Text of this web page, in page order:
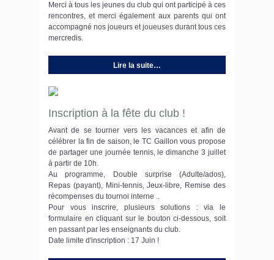
Merci à tous les jeunes du club qui ont participé à ces
rencontres, et merci également aux parents qui ont
accompagné nos joueurs et joueuses durant tous ces
mercredis.
Lire la suite…
Inscription à la fête du club !
Avant de se tourner vers les vacances et afin de
célébrer la fin de saison, le TC Gaillon vous propose
de partager une journée tennis, le dimanche 3 juillet
à partir de 10h.
Au programme, Double surprise (Adulte/ados),
Repas (payant), Mini-tennis, Jeux-libre, Remise des
récompenses du tournoi interne ..
Pour vous inscrire, plusieurs solutions : via le
formulaire en cliquant sur le bouton ci-dessous, soit
en passant par les enseignants du club.
Date limite d'inscription : 17 Juin !